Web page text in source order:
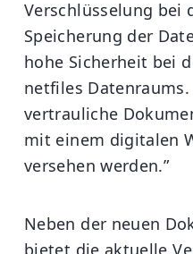
Verschlüsselung bei
Speicherung der
hohe Sicherheit bei
netfiles Datenraums.
vertrauliche
mit einem digitalen
versehen werden.”
Neben der neuen
bietet die aktuelle